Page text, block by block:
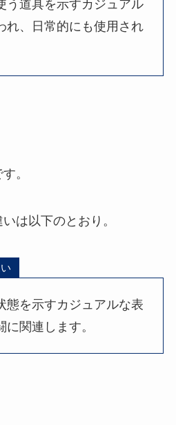
う道具を示すカジュアル
れ、日常的にも使用され
。
は以下のとおり。
態を示すカジュアルな表
関連します。